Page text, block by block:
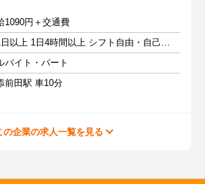
1090円＋交通費
週1日以上 1日4時間以上 シフト自由・自己申告
バイト・パート
前田駅 車10分
の企業の求人一覧を見る